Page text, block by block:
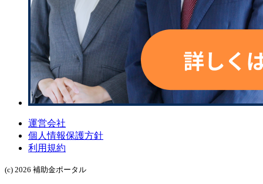
運営会社
個人情報保護方針
利用規約
(c) 2026 補助金ポータル